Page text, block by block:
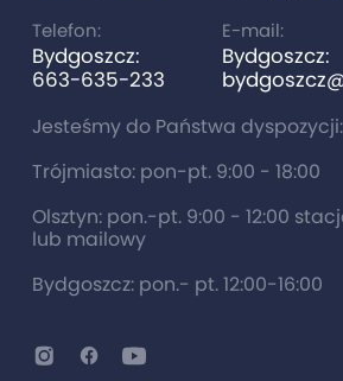
Telefon:
Bydgoszcz:
663-635-233
E-mail:
Bydgoszcz:
Jesteśmy do Państwa dyspozycji:
Trójmiasto: pon-pt. 9:00 - 18:00
Olsztyn: pon.-pt. 9:00 - 12:00
lub mailowy
Bydgoszcz: pon.- pt. 12:00-16:00